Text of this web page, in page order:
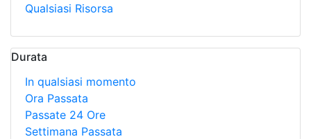
Qualsiasi Risorsa
Durata
In qualsiasi momento
Ora Passata
Passate 24 Ore
Settimana Passata